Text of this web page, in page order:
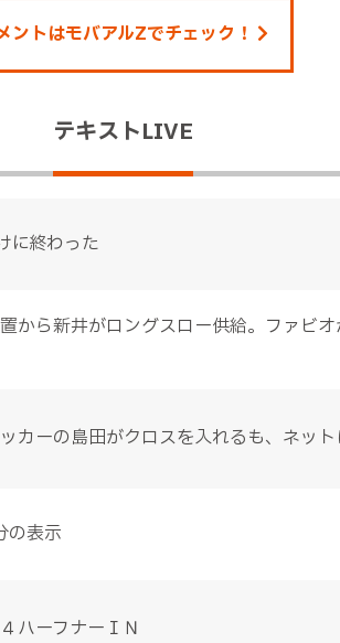
ントはモバアルZでチェック！
テキストLIVE
に終わった
から新井がロングスロー供給。ファビ
カーの島田がクロスを入れるも、ネッ
の表示
ハーフナーＩＮ